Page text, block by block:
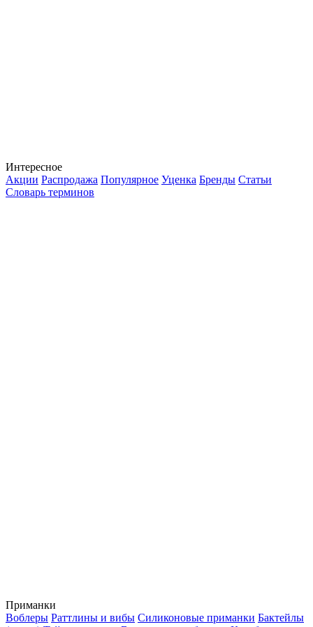
Интересное
Акции Распродажа Популярное Уценка Бренды Статьи
Словарь терминов
Приманки
Воблеры Раттлины и вибы Силиконовые приманки Бактейлы